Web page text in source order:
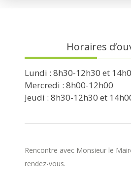
Horaires
Lundi : 8h30-12h30 et
Mercredi : 8h00-12h00
Jeudi : 8h30-12h30 et
Rencontre avec Monsieur le
rendez-vous.